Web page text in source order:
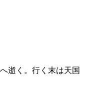
逝く。行く末は天国